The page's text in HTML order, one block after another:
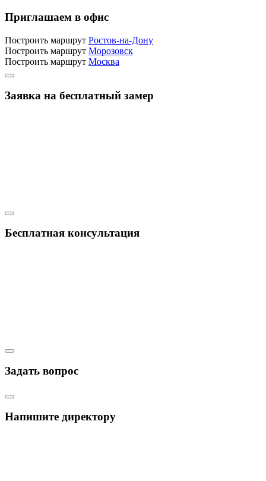
Приглашаем в офис
Построить маршрут Ростов-на-Дону
Построить маршрут Морозовск
Построить маршрут Москва
Заявка на бесплатный замер
Бесплатная консультация
Задать вопрос
Напишите директору